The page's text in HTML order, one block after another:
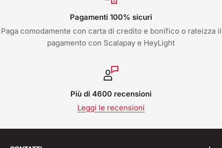
Pagamenti 100% sicuri
Paga comodamente con carta di credito e bonifico o rateizza il
pagamento con Scalapay e HeyLight
Più di 4600 recensioni
Leggi le recensioni